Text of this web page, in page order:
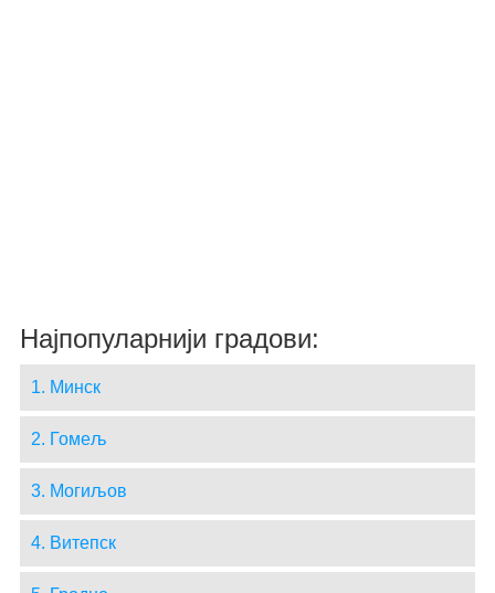
Најпопуларнији градови:
1. Минск
2. Гомељ
3. Могиљов
4. Витепск